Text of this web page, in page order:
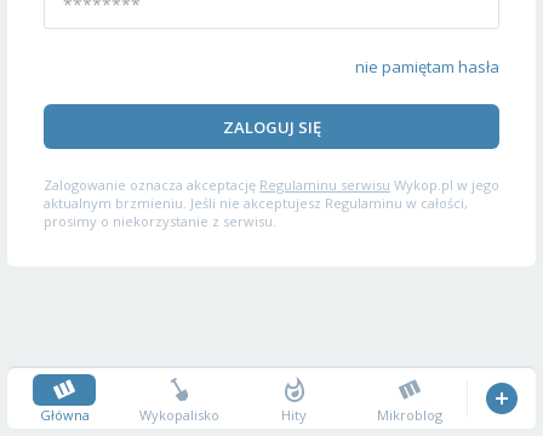
nie pamiętam hasła
ZALOGUJ SIĘ
Zalogowanie oznacza akceptację Regulaminu serwisu Wykop.pl w jego
aktualnym brzmieniu. Jeśli nie akceptujesz Regulaminu w całości,
prosimy o niekorzystanie z serwisu.
Główna Wykopalisko Hity Mikroblog